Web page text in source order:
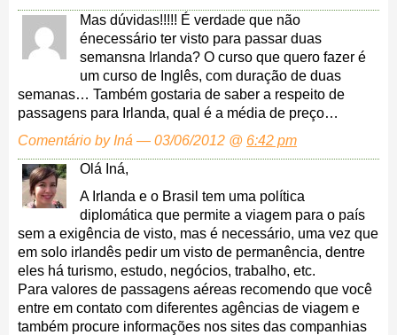
Mas dúvidas!!!!! É verdade que não
énecessário ter visto para passar duas
semansna Irlanda? O curso que quero fazer é
um curso de Inglês, com duração de duas
semanas… Também gostaria de saber a respeito de
passagens para Irlanda, qual é a média de preço…
Comentário by Iná — 03/06/2012 @ 6:42 pm
Olá Iná,
A Irlanda e o Brasil tem uma política
diplomática que permite a viagem para o país
sem a exigência de visto, mas é necessário, uma vez que
em solo irlandês pedir um visto de permanência, dentre
eles há turismo, estudo, negócios, trabalho, etc.
Para valores de passagens aéreas recomendo que você
entre em contato com diferentes agências de viagem e
também procure informações nos sites das companhias